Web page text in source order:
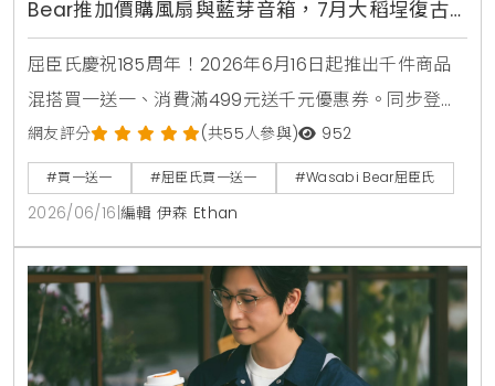
Bear推加價購風扇與藍芽音箱，7月大稻埕復古
快閃店盛大開幕
屈臣氏慶祝185周年！2026年6月16日起推出千件商品
混搭買一送一、消費滿499元送千元優惠券。同步登場
的還有韓國Wasabi Bear第二彈聯名加價購，包含小提
袋、製冷風扇與藍芽音箱，消費滿1850元再送獨家185
周年紀念熊。7月9日更將於台北大稻埕開設復古主題快
閃店，重現經典時代場景。
網友評分 (共55人參與) 952
#買一送一 #屈臣氏買一送一 #Wasabi Bear屈臣氏
2026/06/16 編輯 伊森 Ethan